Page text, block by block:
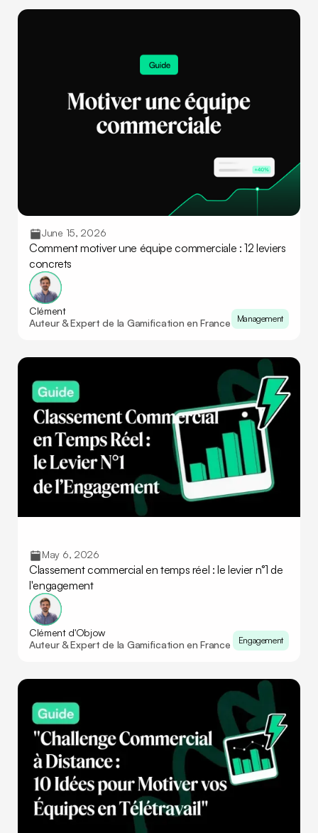
Comment motiver une équipe commerciale : 12 leviers
concrets
June 15, 2026
Clément
Auteur & Expert de la Gamification en France
Management
Classement commercial en temps réel : le levier n°1 de
l'engagement
May 6, 2026
Clément d'Objow
Auteur & Expert de la Gamification en France
Engagement